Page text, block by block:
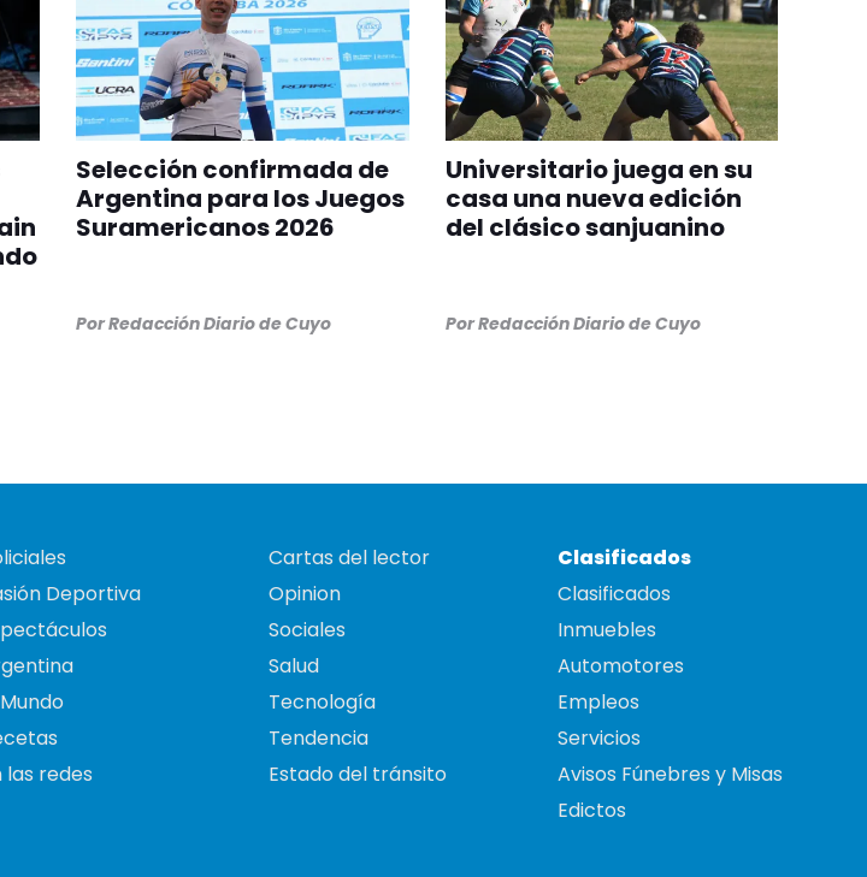
Selección confirmada de
Argentina para los Juegos
Suramericanos 2026
PorRedacción Diario de Cuyo
Universitario juega en su
casa una nueva edición
del clásico sanjuanino
PorRedacción Diario de Cuyo
Deportiva
las redes
Cartas del lector
Opinion
Sociales
Salud
Tecnología
Tendencia
Estado del tránsito
Clasificados
Clasificados
Inmuebles
Automotores
Empleos
Servicios
Avisos Fúnebres y Misas
Edictos